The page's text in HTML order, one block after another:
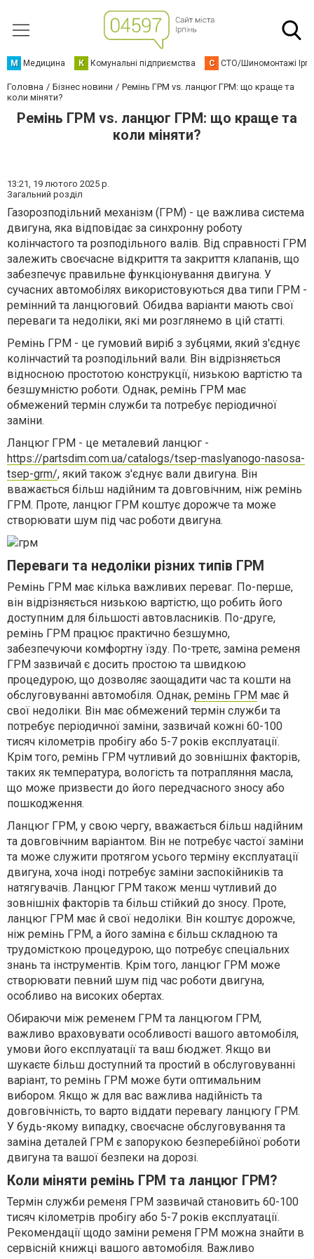
М Медицина К Комунальні підприємства С СТО/Шиномонтажі
Головна Бізнес новини
Ремінь ГРМ vs. ланцюг ГРМ: що краще та
коли міняти?
Ремінь ГРМ vs. ланцюг ГРМ: що краще та
коли міняти?
13:21, 19 лютого 2025 р.
Загальний розділ
Газорозподільний механізм (ГРМ) - це важлива система
двигуна, яка відповідає за синхронну роботу
колінчастого та розподільного валів. Від справності ГРМ
залежить своєчасне відкриття та закриття клапанів, що
забезпечує правильне функціонування двигуна. У
сучасних автомобілях використовуються два типи ГРМ -
ремінний та ланцюговий. Обидва варіанти мають свої
переваги та недоліки, які ми розглянемо в цій статті.
Ремінь ГРМ - це гумовий виріб з зубцями, який з'єднує
колінчастий та розподільний вали. Він відрізняється
відносною простотою конструкції, низькою вартістю та
безшумністю роботи. Однак, ремінь ГРМ має
обмежений термін служби та потребує періодичної
заміни.
Ланцюг ГРМ - це металевий ланцюг -
https://partsdim.com.ua/catalogs/tsep-maslyanogo-nasosa-
tsep-grm/, який також з'єднує вали двигуна. Він
вважається більш надійним та довговічним, ніж ремінь
ГРМ. Проте, ланцюг ГРМ коштує дорожче та може
створювати шум під час роботи двигуна.
Переваги та недоліки різних типів ГРМ
Ремінь ГРМ має кілька важливих переваг. По-перше,
він відрізняється низькою вартістю, що робить його
доступним для більшості автовласників. По-друге,
ремінь ГРМ працює практично безшумно,
забезпечуючи комфортну їзду. По-третє, заміна ременя
ГРМ зазвичай є досить простою та швидкою
процедурою, що дозволяє заощадити час та кошти на
обслуговуванні автомобіля. Однак, ремінь ГРМ має й
свої недоліки. Він має обмежений термін служби та
потребує періодичної заміни, зазвичай кожні 60-100
тисяч кілометрів пробігу або 5-7 років експлуатації.
Крім того, ремінь ГРМ чутливий до зовнішніх факторів,
таких як температура, вологість та потрапляння масла,
що може призвести до його передчасного зносу або
пошкодження.
Ланцюг ГРМ, у свою чергу, вважається більш надійним
та довговічним варіантом. Він не потребує частої заміни
та може служити протягом усього терміну експлуатації
двигуна, хоча іноді потребує заміни заспокійників та
натягувачів. Ланцюг ГРМ також менш чутливий до
зовнішніх факторів та більш стійкий до зносу. Проте,
ланцюг ГРМ має й свої недоліки. Він коштує дорожче,
ніж ремінь ГРМ, а його заміна є більш складною та
трудомісткою процедурою, що потребує спеціальних
знань та інструментів. Крім того, ланцюг ГРМ може
створювати певний шум під час роботи двигуна,
особливо на високих обертах.
Обираючи між ременем ГРМ та ланцюгом ГРМ,
важливо враховувати особливості вашого автомобіля,
умови його експлуатації та ваш бюджет. Якщо ви
шукаєте більш доступний та простий в обслуговуванні
варіант, то ремінь ГРМ може бути оптимальним
вибором. Якщо ж для вас важлива надійність та
довговічність, то варто віддати перевагу ланцюгу ГРМ.
У будь-якому випадку, своєчасне обслуговування та
заміна деталей ГРМ є запорукою безперебійної роботи
двигуна та вашої безпеки на дорозі.
Коли міняти ремінь ГРМ та ланцюг ГРМ?
Термін служби ременя ГРМ зазвичай становить 60-100
тисяч кілометрів пробігу або 5-7 років експлуатації.
Рекомендації щодо заміни ременя ГРМ можна знайти в
сервісній книжці вашого автомобіля. Важливо